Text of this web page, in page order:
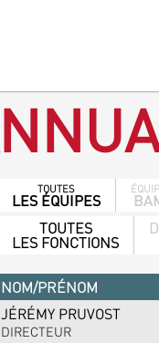
TOUTES
LES ÉQUIPES
TOUTES
LES FONCTIONS
NOM/PRÉNOM
JÉRÉMY PRUVOST
DIRECTEUR